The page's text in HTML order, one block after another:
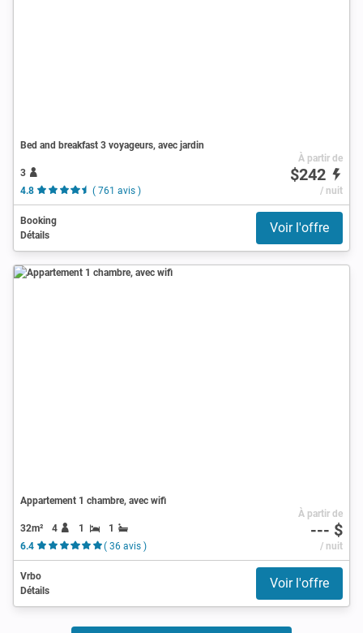
Bed and breakfast 3 voyageurs, avec jardin
3
4.8
( 761 avis )
À partir de
$242
/ nuit
Booking
Détails
Voir l'offre
Appartement 1 chambre, avec wifi
32m² 4 1
1
6.4
( 36 avis )
À partir de
--- $
/ nuit
Vrbo
Détails
Voir l'offre